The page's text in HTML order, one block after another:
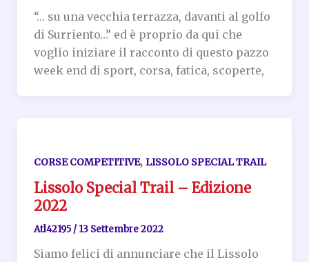
“… su una vecchia terrazza, davanti al golfo
di Surriento…” ed è proprio da qui che
voglio iniziare il racconto di questo pazzo
week end di sport, corsa, fatica, scoperte,
CORSE COMPETITIVE, LISSOLO SPECIAL TRAIL
Lissolo Special Trail – Edizione
2022
Atl42195 / 13 Settembre 2022
Siamo felici di annunciare che il Lissolo